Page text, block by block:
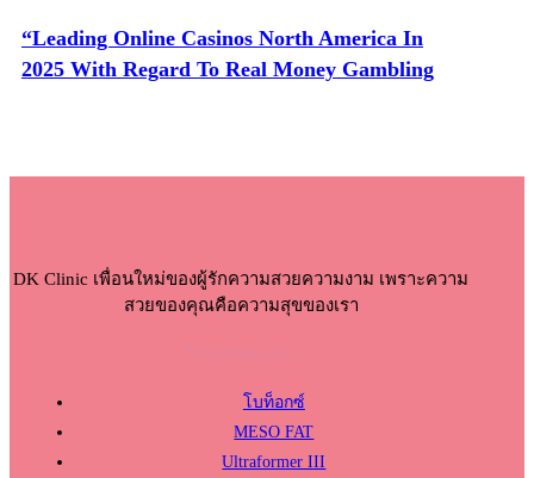
“Leading Online Casinos North America In
2025 With Regard To Real Money Gambling
DK Clinic เพื่อนใหม่ของผู้รักความสวยความงาม เพราะความ
สวยของคุณคือความสุขของเรา
โบท็อกซ์
MESO FAT
Ultraformer III